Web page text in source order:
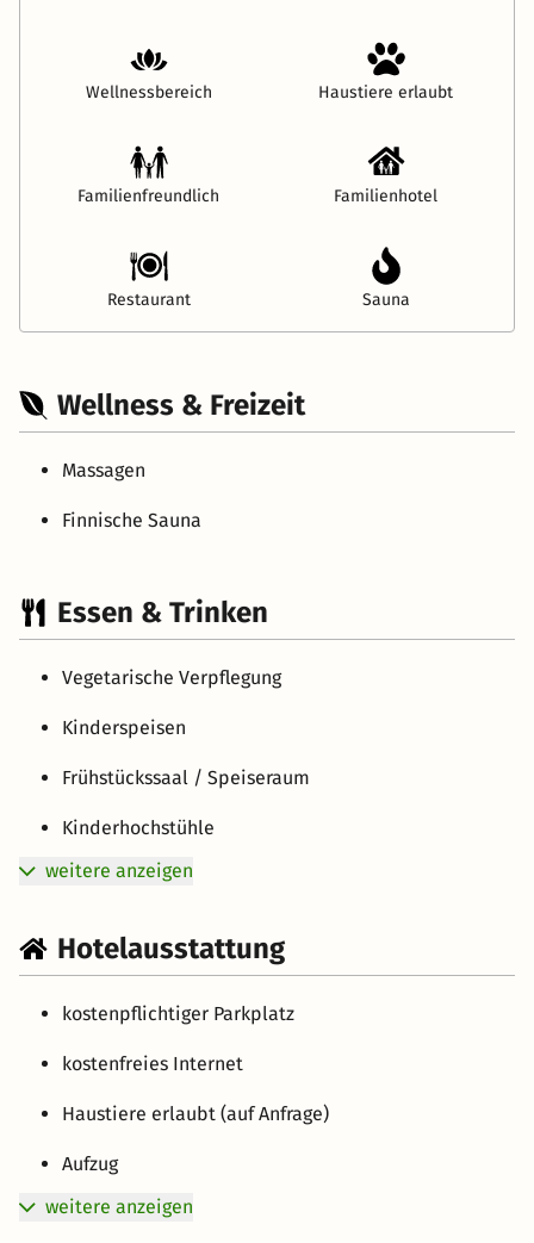
Wellnessbereich Haustiere erlaubt
Familienfreundlich Familienhotel
Restaurant Sauna
Wellness & Freizeit
Massagen
Finnische Sauna
Essen & Trinken
Vegetarische Verpflegung
Kinderspeisen
Frühstückssaal / Speiseraum
Kinderhochstühle
weitere anzeigen
Hotelausstattung
kostenpflichtiger Parkplatz
kostenfreies Internet
Haustiere erlaubt (auf Anfrage)
Aufzug
weitere anzeigen